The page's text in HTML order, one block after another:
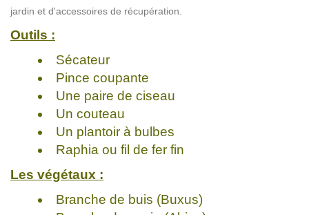
jardin et d'accessoires de récupération.
Outils :
Sécateur
Pince coupante
Une paire de ciseau
Un couteau
Un plantoir à bulbes
Raphia ou fil de fer fin
Les végétaux :
Branche de buis (Buxus)